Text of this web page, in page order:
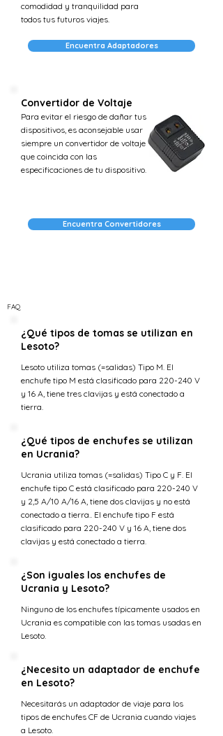
comodidad y tranquilidad para
todos tus futuros viajes.
Encuentra Adaptadores
Convertidor de Voltaje
Para evitar el riesgo de dañar tus
dispositivos, es aconsejable usar
siempre un convertidor de voltaje
que coincida con las
especificaciones de tu dispositivo.
Encuentra Convertidores
FAQ
¿Qué tipos de tomas se utilizan en
Lesoto?
Lesoto utiliza tomas (=salidas) Tipo M. El
enchufe tipo M está clasificado para 220-240 V
y 16 A, tiene tres clavijas y está conectado a
tierra.
¿Qué tipos de enchufes se utilizan
en Ucrania?
Ucrania utiliza tomas (=salidas) Tipo C y F. El
enchufe tipo C está clasificado para 220-240 V
y 2,5 A/10 A/16 A, tiene dos clavijas y no está
conectado a tierra.. El enchufe tipo F está
clasificado para 220-240 V y 16 A, tiene dos
clavijas y está conectado a tierra.
¿Son iguales los enchufes de
Ucrania y Lesoto?
Ninguno de los enchufes típicamente usados en
Ucrania es compatible con las tomas usadas en
Lesoto.
¿Necesito un adaptador de enchufe
en Lesoto?
Necesitarás un adaptador de viaje para los
tipos de enchufes CF de Ucrania cuando viajes
a Lesoto.